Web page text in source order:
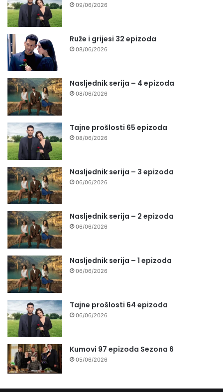
09/06/2026
Ruže i grijesi 32 epizoda
08/06/2026
Nasljednik serija – 4 epizoda
08/06/2026
Tajne prošlosti 65 epizoda
08/06/2026
Nasljednik serija – 3 epizoda
06/06/2026
Nasljednik serija – 2 epizoda
06/06/2026
Nasljednik serija – 1 epizoda
06/06/2026
Tajne prošlosti 64 epizoda
06/06/2026
Kumovi 97 epizoda Sezona 6
05/06/2026